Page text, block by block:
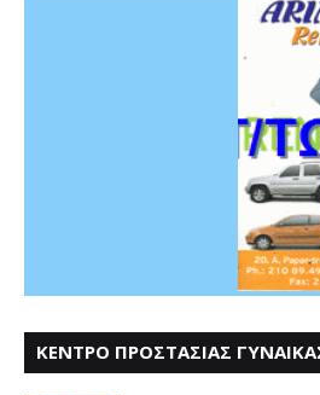
ΚΕΝΤΡΟ ΠΡΟΣΤΑΣΙΑΣ